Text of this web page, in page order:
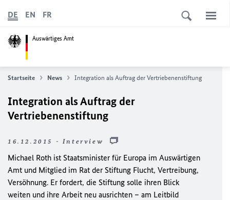
Auswärtiges Amt
DE EN FR
Startseite News Integration als Auftrag der Vertriebenenstiftung
Integration als Auftrag der
Vertriebenenstiftung
16.12.2015 - Interview
Michael Roth ist Staatsminister für Europa im Auswärtigen
Amt und Mitglied im Rat der Stiftung Flucht, Vertreibung,
Versöhnung. Er fordert, die Stiftung solle ihren Blick
weiten und ihre Arbeit neu ausrichten – am Leitbild